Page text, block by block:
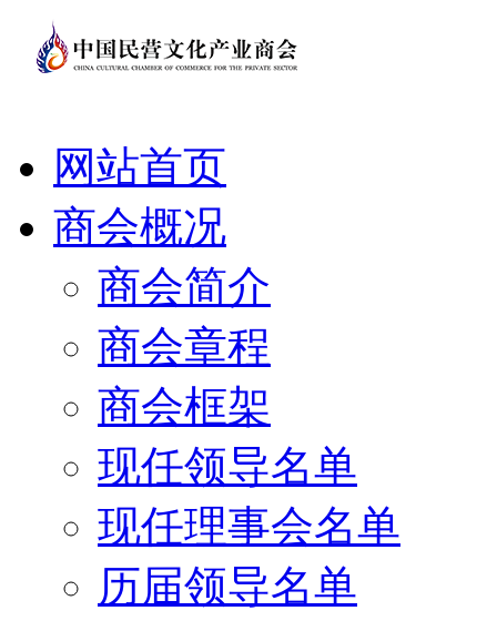
网站首页
商会概况
商会简介
商会章程
商会框架
现任领导名单
现任理事会名单
历届领导名单